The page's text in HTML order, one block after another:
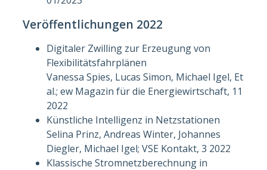
Veröffentlichungen 2022
Digitaler Zwilling zur Erzeugung von
Flexibilitätsfahrplänen
Vanessa Spies, Lucas Simon, Michael Igel, Et
al.; ew Magazin für die Energiewirtschaft, 11
2022
Künstliche Intelligenz in Netzstationen
Selina Prinz, Andreas Winter, Johannes
Diegler, Michael Igel; VSE Kontakt, 3 2022
Klassische Stromnetzberechnung in